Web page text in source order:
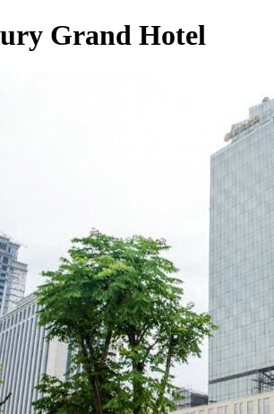
Grand Hotel